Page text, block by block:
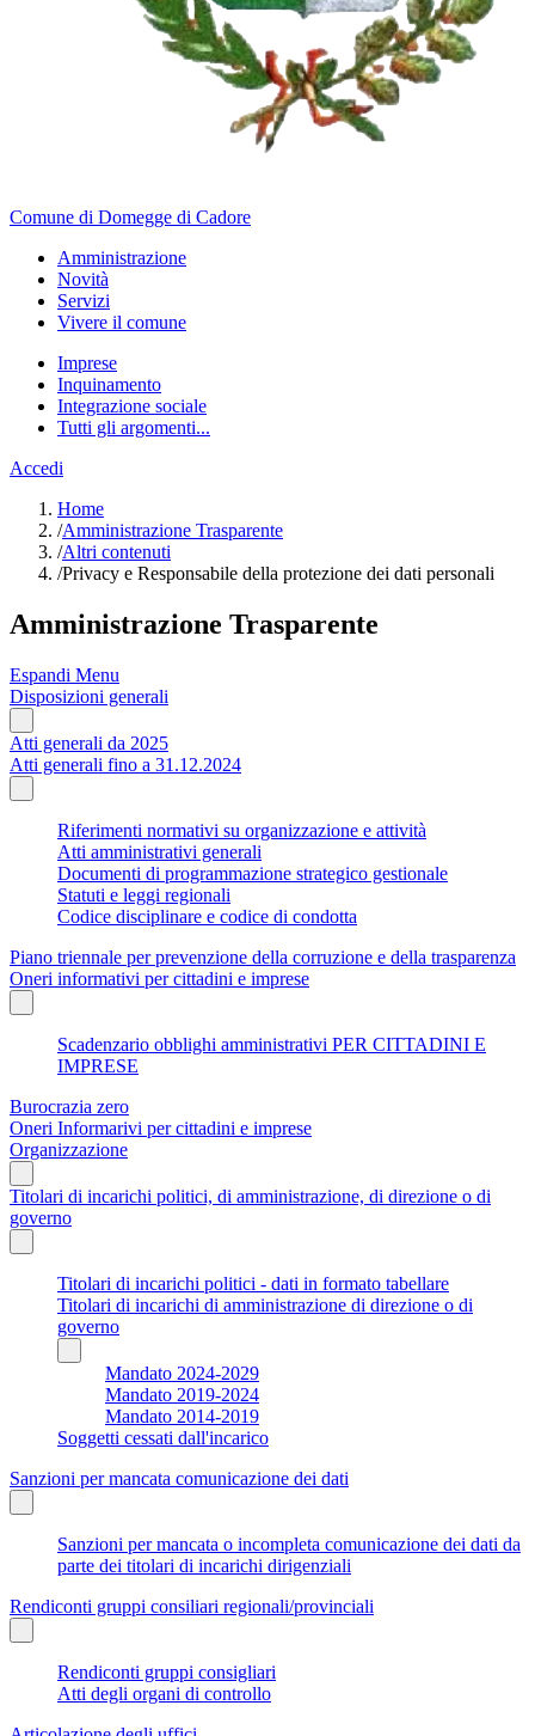
Comune di Domegge di Cadore
Amministrazione
Novità
Servizi
Vivere il comune
Imprese
Inquinamento
Integrazione sociale
Tutti gli argomenti...
Accedi
Home
/Amministrazione Trasparente
/Altri contenuti
/Privacy e Responsabile della protezione dei dati personali
Amministrazione Trasparente
Espandi Menu
Disposizioni generali
Atti generali da 2025
Atti generali fino a 31.12.2024
Riferimenti normativi su organizzazione e attività
Atti amministrativi generali
Documenti di programmazione strategico gestionale
Statuti e leggi regionali
Codice disciplinare e codice di condotta
Piano triennale per prevenzione della corruzione e della trasparenza
Oneri informativi per cittadini e imprese
Scadenzario obblighi amministrativi PER CITTADINI E
IMPRESE
Burocrazia zero
Oneri Informarivi per cittadini e imprese
Organizzazione
Titolari di incarichi politici, di amministrazione, di direzione o di
governo
Titolari di incarichi politici - dati in formato tabellare
Titolari di incarichi di amministrazione di direzione o di
governo
Mandato 2024-2029
Mandato 2019-2024
Mandato 2014-2019
Soggetti cessati dall'incarico
Sanzioni per mancata comunicazione dei dati
Sanzioni per mancata o incompleta comunicazione dei dati da
parte dei titolari di incarichi dirigenziali
Rendiconti gruppi consiliari regionali/provinciali
Rendiconti gruppi consigliari
Atti degli organi di controllo